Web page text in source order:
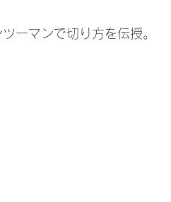
ーマンで切り方を伝授。